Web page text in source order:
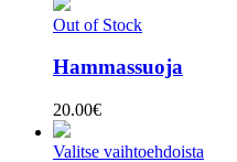
Out of Stock
Hammassuoja
20.00€
Valitse vaihtoehdoista